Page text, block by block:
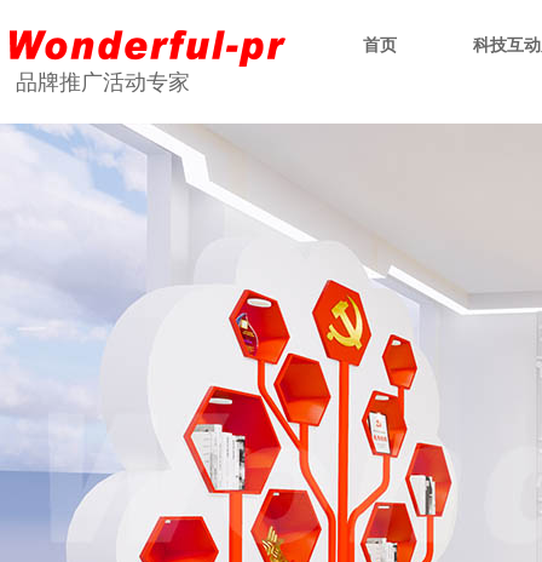
品牌推广活动专家
首页 科技互